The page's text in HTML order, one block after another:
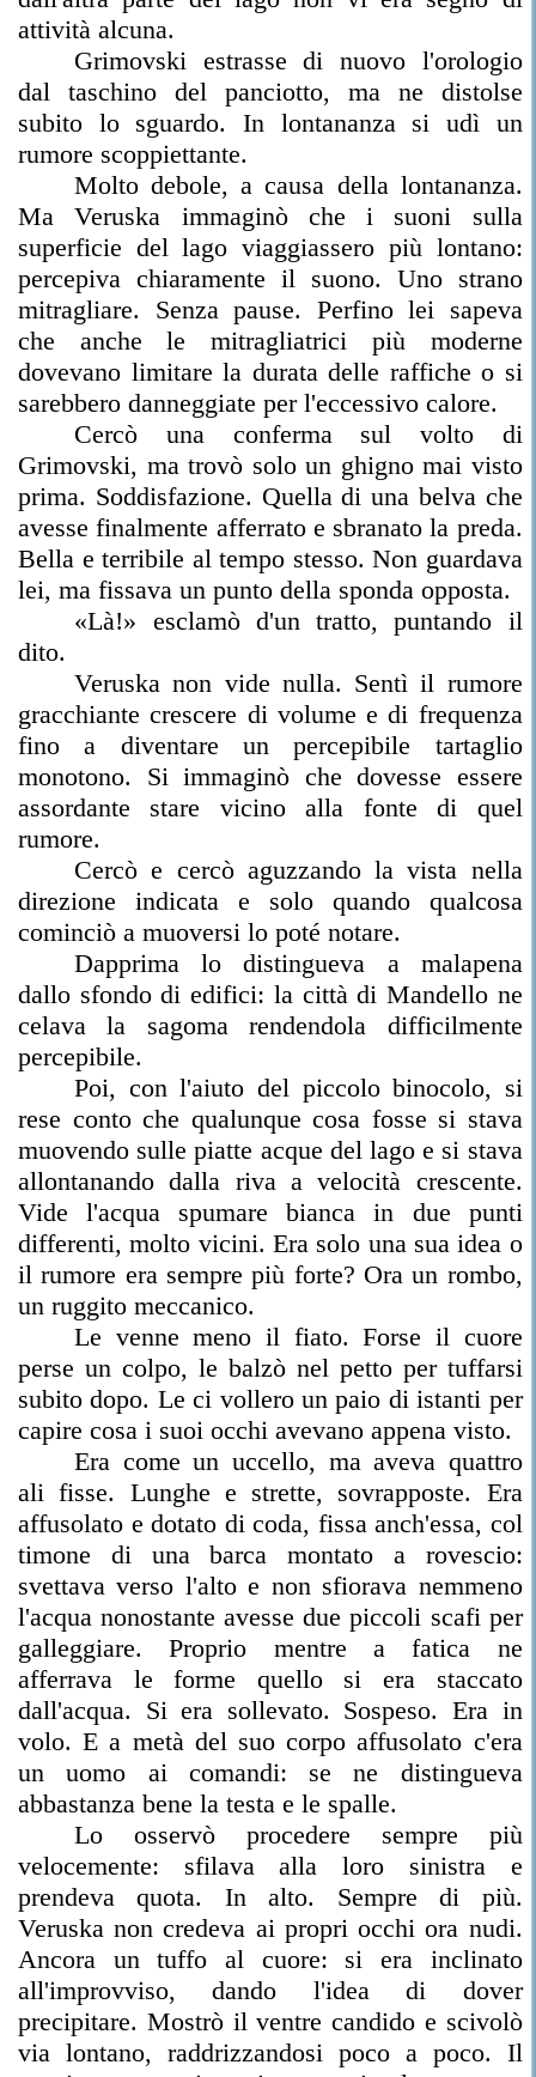
attività alcuna.
Grimovski estrasse di nuovo l'orologio
dal taschino del panciotto, ma ne distolse
subito lo sguardo. In lontananza si udì un
rumore scoppiettante.
Molto debole, a causa della lontananza.
Ma Veruska immaginò che i suoni sulla
superficie del lago viaggiassero più lontano:
percepiva chiaramente il suono. Uno strano
mitragliare. Senza pause. Perfino lei sapeva
che anche le mitragliatrici più moderne
dovevano limitare la durata delle raffiche o si
sarebbero danneggiate per l'eccessivo calore.
Cercò una conferma sul volto di
Grimovski, ma trovò solo un ghigno mai visto
prima. Soddisfazione. Quella di una belva che
avesse finalmente afferrato e sbranato la preda.
Bella e terribile al tempo stesso. Non guardava
lei, ma fissava un punto della sponda opposta.
«Là!» esclamò d'un tratto, puntando il
dito.
Veruska non vide nulla. Sentì il rumore
gracchiante crescere di volume e di frequenza
fino a diventare un percepibile tartaglio
monotono. Si immaginò che dovesse essere
assordante stare vicino alla fonte di quel
rumore.
Cercò e cercò aguzzando la vista nella
direzione indicata e solo quando qualcosa
cominciò a muoversi lo poté notare.
Dapprima lo distingueva a malapena
dallo sfondo di edifici: la città di Mandello ne
celava la sagoma rendendola difficilmente
percepibile.
Poi, con l'aiuto del piccolo binocolo, si
rese conto che qualunque cosa fosse si stava
muovendo sulle piatte acque del lago e si stava
allontanando dalla riva a velocità crescente.
Vide l'acqua spumare bianca in due punti
differenti, molto vicini. Era solo una sua idea o
il rumore era sempre più forte? Ora un rombo,
un ruggito meccanico.
Le venne meno il fiato. Forse il cuore
perse un colpo, le balzò nel petto per tuffarsi
subito dopo. Le ci vollero un paio di istanti per
capire cosa i suoi occhi avevano appena visto.
Era come un uccello, ma aveva quattro
ali fisse. Lunghe e strette, sovrapposte. Era
affusolato e dotato di coda, fissa anch'essa, col
timone di una barca montato a rovescio:
svettava verso l'alto e non sfiorava nemmeno
l'acqua nonostante avesse due piccoli scafi per
galleggiare. Proprio mentre a fatica ne
afferrava le forme quello si era staccato
dall'acqua. Si era sollevato. Sospeso. Era in
volo. E a metà del suo corpo affusolato c'era
un uomo ai comandi: se ne distingueva
abbastanza bene la testa e le spalle.
Lo osservò procedere sempre più
velocemente: sfilava alla loro sinistra e
prendeva quota. In alto. Sempre di più.
Veruska non credeva ai propri occhi ora nudi.
Ancora un tuffo al cuore: si era inclinato
all'improvviso, dando l'idea di dover
precipitare. Mostrò il ventre candido e scivolò
via lontano, raddrizzandosi poco a poco. Il